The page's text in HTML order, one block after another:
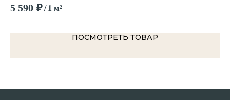
5 590 ₽/ 1 м²
ПОСМОТРЕТЬ ТОВАР